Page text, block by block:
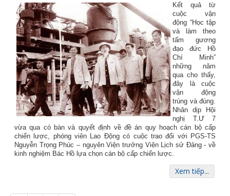
Kết quả từ
cuộc vận
động “Học tập
và làm theo
tấm gương
đạo đức Hồ
Chí Minh”
những năm
qua cho thấy,
đây là cuộc
vận động
trúng và đúng.
Nhân dịp Hội
nghị T.Ư 7
vừa qua có bàn và quyết định về đề án quy hoạch cán bộ cấp
chiến lược, phóng viên Lao Động có cuộc trao đổi với PGS-TS
Nguyễn Trọng Phúc – nguyên Viện trưởng Viện Lịch sử Đảng - về
kinh nghiệm Bác Hồ lựa chọn cán bộ cấp chiến lược.
Xem tiếp...